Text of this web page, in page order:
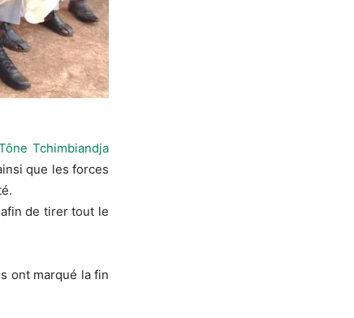
Tchimbiandja
que les forces
de tirer tout le
ont marqué la fin